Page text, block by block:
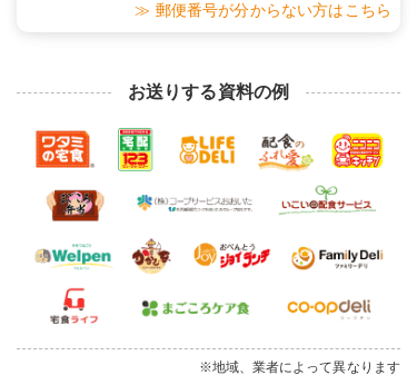
≫ 郵便番号が分からない方はこちら
お送りする資料の例
※地域、業者によって異なります